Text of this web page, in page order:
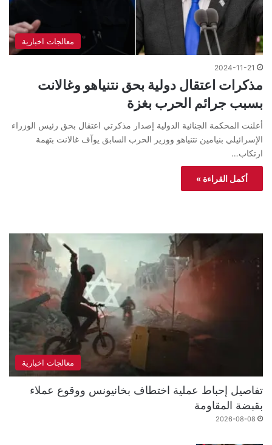
معالجات اخبارية
2024-11-21
مذكرات اعتقال دولية بحق نتنياهو وغالانت
بسبب جرائم الحرب بغزة
أعلنت المحكمة الجنائية الدولية إصدار مذكرتي اعتقال بحق رئيس الوزراء
الإسرائيلي بنيامين نتنياهو ووزير الحرب السابق يوآف غالانت بتهمة
ارتكاب…
أكمل القراءة »
معالجات اخبارية
تفاصيل إحباط عملية اختطاف بخانيونس ووقوع عملاء
بقبضة المقاومة
2026-08-08